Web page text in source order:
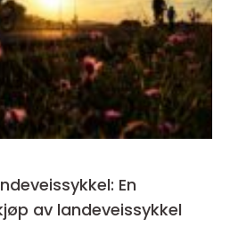
En
av landeveissykkel